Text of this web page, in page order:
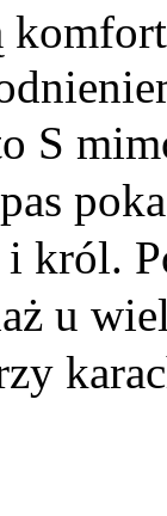
S
i król.
u